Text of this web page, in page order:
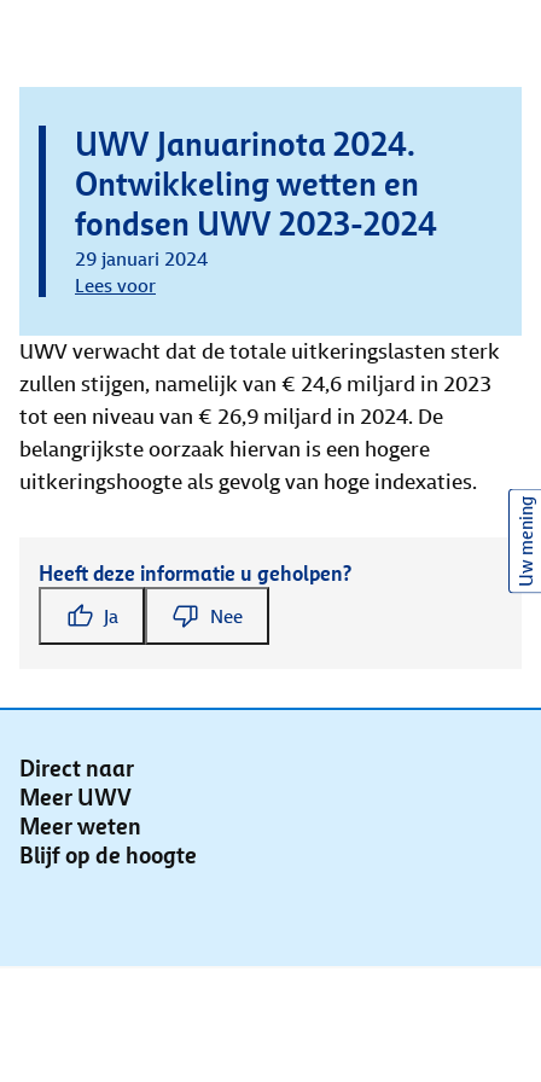
UWV Januarinota 2024.
Ontwikkeling wetten en
fondsen UWV 2023-2024
29 januari 2024
Lees voor
UWV verwacht dat de totale uitkeringslasten sterk
zullen stijgen, namelijk van € 24,6 miljard in 2023
tot een niveau van € 26,9 miljard in 2024. De
belangrijkste oorzaak hiervan is een hogere
uitkeringshoogte als gevolg van hoge indexaties.
Heeft deze informatie u geholpen?
Ja Nee
Direct naar
Meer UWV
Meer weten
Blijf op de hoogte
Uw mening